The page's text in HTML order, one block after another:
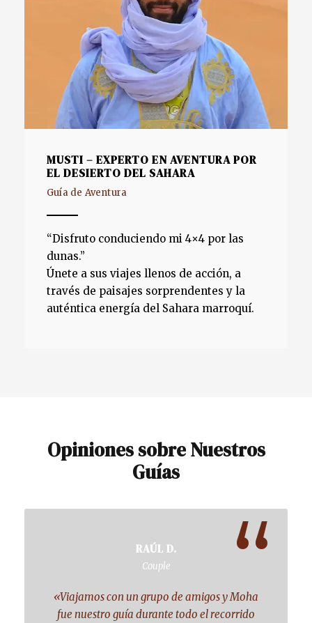
MUSTI – EXPERTO EN AVENTURA POR
EL DESIERTO DEL SAHARA
Guía de Aventura
“Disfruto conduciendo mi 4×4 por las
dunas.”
Únete a sus viajes llenos de acción, a
través de paisajes sorprendentes y la
auténtica energía del Sahara marroquí.
Opiniones sobre Nuestros
Guías
“
RAÚL D.
Couple
«Viajamos con un grupo de amigos y Moha
fue nuestro guía durante todo el recorrido